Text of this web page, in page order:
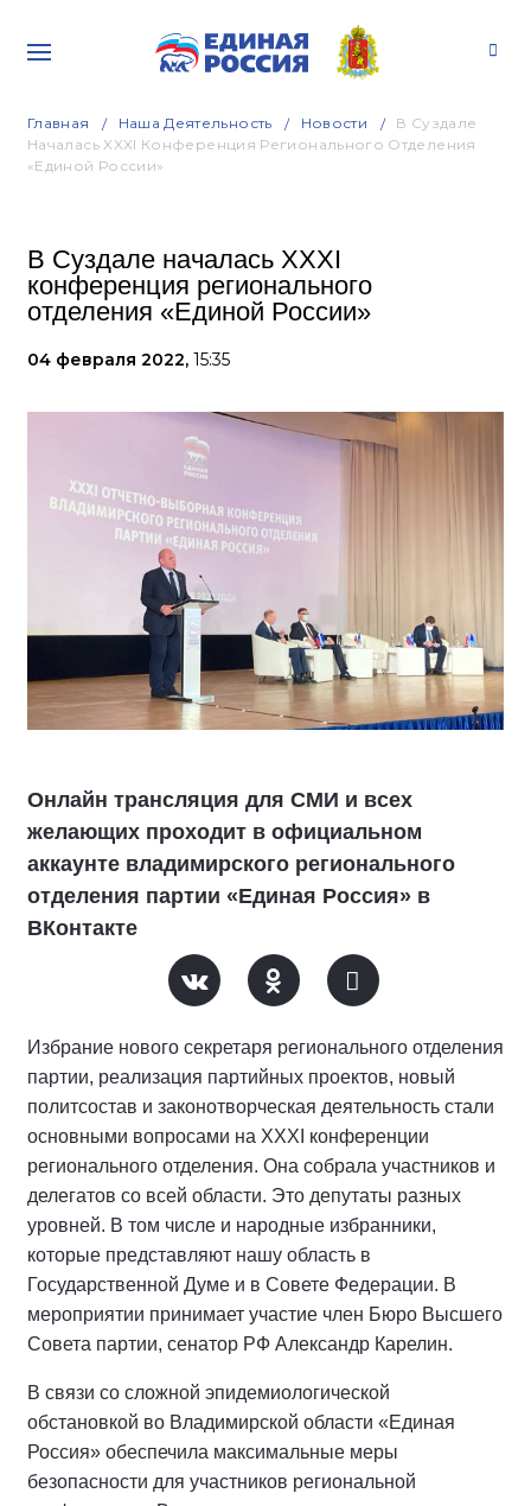
Главная Наша Деятельность Новости
В Суздале
Началась XXXI Конференция Регионального Отделения
«Единой России»
В Суздале началась XXXI
конференция регионального
отделения «Единой России»
04 февраля 2022, 15:35
Онлайн трансляция для СМИ и всех
желающих проходит в официальном
аккаунте владимирского регионального
отделения партии «Единая Россия» в
ВКонтакте
Избрание нового секретаря регионального отделения
партии, реализация партийных проектов, новый
политсостав и законотворческая деятельность стали
основными вопросами на XXXI конференции
регионального отделения. Она собрала участников и
делегатов со всей области. Это депутаты разных
уровней. В том числе и народные избранники,
которые представляют нашу область в
Государственной Думе и в Совете Федерации. В
мероприятии принимает участие член Бюро Высшего
Совета партии, сенатор РФ Александр Карелин.
В связи со сложной эпидемиологической
обстановкой во Владимирской области «Единая
Россия» обеспечила максимальные меры
безопасности для участников региональной